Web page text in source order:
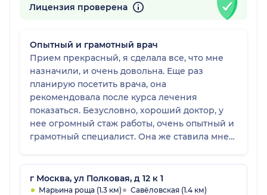
Лицензия проверена
Опытный и грамотный врач
Прием прекрасный, я сделала все, что мне
назначили, и очень довольна. Еще раз
планирую посетить врача, она
рекомендовала после курса лечения
показаться. Безусловно, хороший доктор, у
нее огромный стаж работы, очень опытный и
грамотный специалист. Она же ставила мне
и назначила лечение, результатом которого я
довольна. Нашла этого врача на сайте,
прочитала оставленные отзывы. Доктор
г Москва, ул Полковая, д 12 к 1
Марьина роща (1.3 км)
Савёловская (1.4 км)